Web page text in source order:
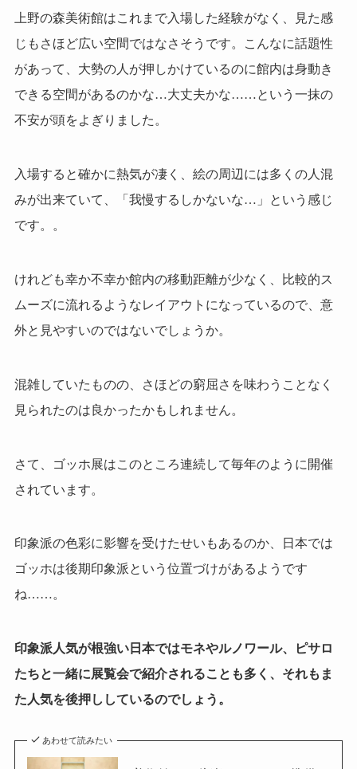
上野の森美術館はこれまで入場した経験がなく、見た感
じもさほど広い空間ではなさそうです。こんなに話題性
があって、大勢の人が押しかけているのに館内は身動き
できる空間があるのかな…大丈夫かな……という一抹の
不安が頭をよぎりました。
入場すると確かに熱気が凄く、絵の周辺には多くの人混
みが出来ていて、「我慢するしかないな…」という感じ
です。。
けれども幸か不幸か館内の移動距離が少なく、比較的ス
ムーズに流れるようなレイアウトになっているので、意
外と見やすいのではないでしょうか。
混雑していたものの、さほどの窮屈さを味わうことなく
見られたのは良かったかもしれません。
さて、ゴッホ展はこのところ連続して毎年のように開催
されています。
印象派の色彩に影響を受けたせいもあるのか、日本では
ゴッホは後期印象派という位置づけがあるようです
ね……。
印象派人気が根強い日本ではモネやルノワール、ピサロ
たちと一緒に展覧会で紹介されることも多く、それもま
た人気を後押ししているのでしょう。
あわせて読みたい